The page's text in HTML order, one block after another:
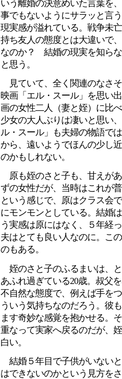
いう離婚の決意めいた言葉を
事でもないようにサラッと言
現実感が溢れている。戦争未
持ち友人の態度とは大違いで
なのか？ 結婚の現実を知ら
と思う。
見ていて、全く関連のなさ
映画「エル・スール」を思い
画の女性二人（妻と姪）に比
少女の大人ぶりは凄いと思い
ル・スール」も夫婦の物語で
から、遠いようでほんの少し
のかもしれない。
原も姪のさと子も、甘えが
ずの女性だが、当時はこれが
という感じで、原はクラス会
にモンモンとしている。結婚
う実感は原にはなく、５年経
夫はとても良い人なのに。こ
のもある。
姪のさと子のふるまいは、
あふれ過ぎている20歳。叔父
不自然な態度で、例えば手を
ういう気持ちなのだろう。彼
ます奇妙な感覚を抱かせる。
重なって実家へ戻るのだが、
白い。
結婚５年目で子供がいない
はできないのかという見方を